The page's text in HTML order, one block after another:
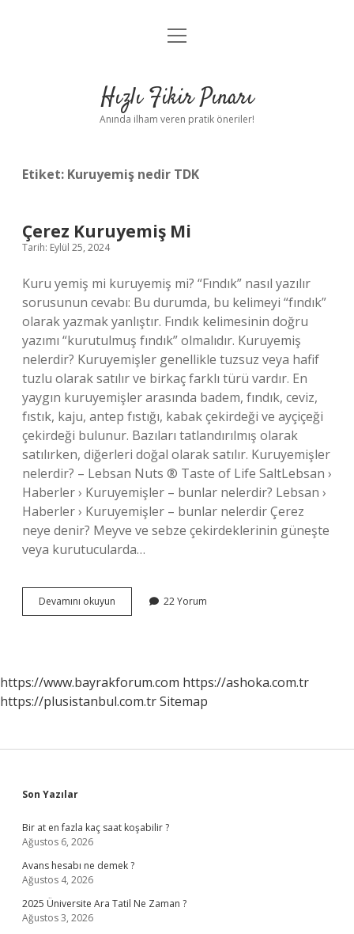
Anasayfa
Yasal Uyarı
menüyü
Hızlı Fikir Pınarı
Anında ilham veren pratik öneriler!
Etiket: Kuruyemiş nedir TDK
Çerez Kuruyemiş Mi
Tarih: Eylül 25, 2024
Kuru yemiş mi kuruyemiş mi? “Fındık” nasıl yazılır
sorusunun cevabı: Bu durumda, bu kelimeyi “fındık”
olarak yazmak yanlıştır. Fındık kelimesinin doğru
yazımı “kurutulmuş fındık” olmalıdır. Kuruyemiş
nelerdir? Kuruyemişler genellikle tuzsuz veya hafif
tuzlu olarak satılır ve birkaç farklı türü vardır. En
yaygın kuruyemişler arasında badem, fındık, ceviz,
fıstık, kaju, antep fıstığı, kabak çekirdeği ve ayçiçeği
çekirdeği bulunur. Bazıları tatlandırılmış olarak
satılırken, diğerleri doğal olarak satılır. Kuruyemişler
nelerdir? – Lebsan Nuts ® Taste of Life SaltLebsan ›
Haberler › Kuruyemişler – bunlar nelerdir? Lebsan ›
Haberler › Kuruyemişler – bunlar nelerdir Çerez
neye denir? Meyve ve sebze çekirdeklerinin güneşte
veya kurutucularda…
Devamını okuyun
Kuruyemiş
22 Yorum
https://www.bayrakforum.com https://ashoka.com.tr
https://plusistanbul.com.trSitemap
Sidebar
Son Yazılar
Bir at en fazla kaç saat koşabilir ?
Ağustos 6, 2026
Avans hesabı ne demek ?
Ağustos 4, 2026
2025 Üniversite Ara Tatil Ne Zaman ?
Ağustos 3, 2026